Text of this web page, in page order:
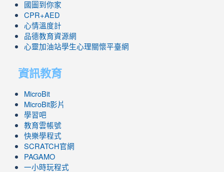
國圖到你家
CPR+AED
心情溫度計
品德教育資源網
心靈加油站學生心理關懷平臺網
資訊教育
MicroBit
MicroBit影片
學習吧
教育雲帳號
快樂學程式
SCRATCH官網
PAGAMO
一小時玩程式